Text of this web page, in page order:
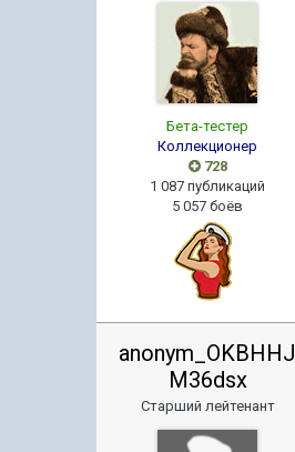
Бета-тестер
Коллекционер
728
1 087 публикаций
5 057 боёв
anonym_OKBHHJ
M36dsx
Старший лейтенант